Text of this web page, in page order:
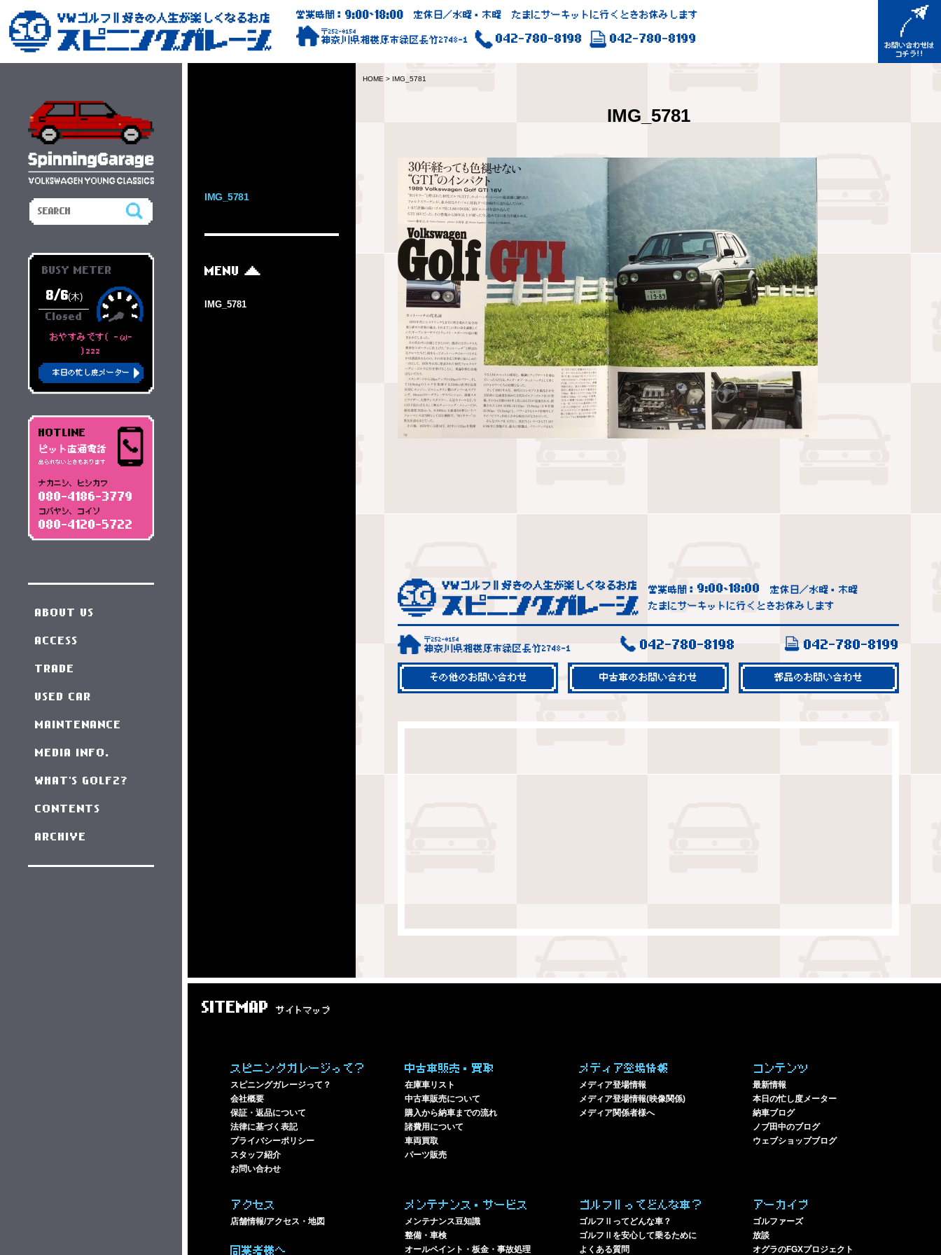
営業時間：9:00~18:00 定休日／水曜・木曜 たまにサーキットに行くときお休みします
〒252-0154
神奈川県相模原市緑区長竹2748-1 042-780-8198 042-780-8199
IMG_5781
MENU
IMG_5781
HOME > IMG_5781
IMG_5781
営業時間： 9:00~18:00
定休日／水曜・木曜
たまにサーキットに行くときお休みします
〒252-0154
神奈川県相模原市緑区長竹2748-1 042-780-8198 042-780-8199
その他のお問い合わせ 中古車のお問い合わせ 部品のお問い合わせ
SITEMAP サイトマップ
スピニングガレージって？
スピニングガレージって？
会社概要
保証・返品について
法律に基づく表記
プライバシーポリシー
スタッフ紹介
お問い合わせ
中古車販売・買取
在庫車リスト
中古車販売について
購入から納車までの流れ
諸費用について
車両買取
パーツ販売
メディア登場情報
メディア登場情報
メディア登場情報(映像関係)
メディア関係者様へ
コンテンツ
最新情報
本日の忙し度メーター
納車ブログ
ノブ田中のブログ
ウェブショップブログ
アクセス
店舗情報/アクセス・地図
同業者様へ
メンテナンス・サービス
メンテナンス豆知識
整備・車検
オールペイント・板金・事故処理
ゴルフⅡってどんな車？
ゴルフⅡってどんな車？
ゴルフⅡを安心して乗るために
よくある質問
アーカイブ
ゴルファーズ
放談
オグラのFGXプロジェクト
BUSY METER
8/6(木)
Closed
おやすみです( -ω-
)zzz
本日の忙し度メーター
HOTLINE
ピット直通電話
出られないときもあります
ナカニシ、ヒシカワ
080-4186-3779
コバヤシ、コイソ
080-4120-5722
ABOUT US
ACCESS
TRADE
USED CAR
MAINTENANCE
MEDIA INFO.
WHAT'S GOLF2?
CONTENTS
ARCHIVE